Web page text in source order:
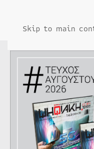
Skip to main